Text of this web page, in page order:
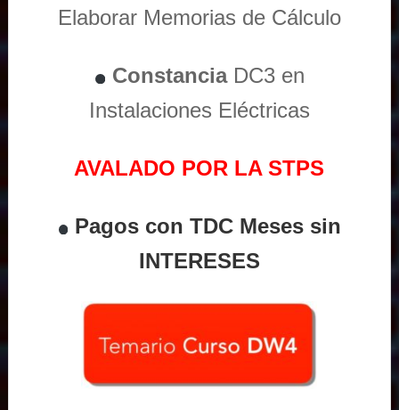
Elaborar Memorias de Cálculo
ConstanciaDC3 en
Instalaciones Eléctricas
AVALADO POR LA STPS
Pagos con TDC Meses sin
INTERESES